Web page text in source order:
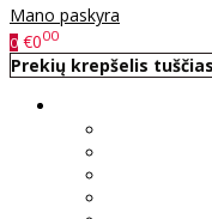
Mano paskyra
0 €000
Prekių krepšelis